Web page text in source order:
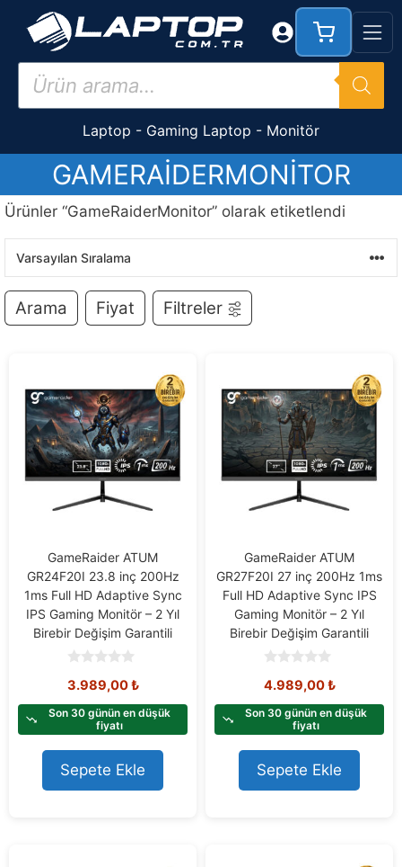
İçeriğe
Products
search
Laptop - Gaming Laptop - Monitör
GAMERAIDERMONITOR
Ürünler “GameRaiderMonitor” olarak etiketlendi
Arama Fiyat Filtreler
GameRaider ATUM
GR24F20I 23.8 inç 200Hz
1ms Full HD Adaptive Sync
IPS Gaming Monitör – 2 Yıl
Birebir Değişim Garantili
o
t
f
5
3.989,00₺
Son 30 günün en düşük
fiyatı
Sepete Ekle
GameRaider ATUM
GR27F20I 27 inç 200Hz 1ms
Full HD Adaptive Sync IPS
Gaming Monitör – 2 Yıl
Birebir Değişim Garantili
o
t
f
5
4.989,00₺
Son 30 günün en düşük
fiyatı
Sepete Ekle